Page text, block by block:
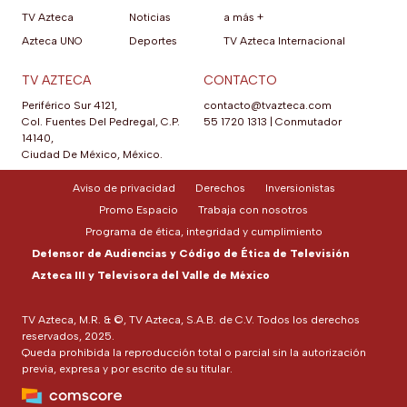
TV Azteca
Azteca UNO
Noticias
Deportes
a más +
TV Azteca Internacional
TV AZTECA
Periférico Sur 4121,
Col. Fuentes Del Pedregal, C.P.
14140,
Ciudad De México, México.
CONTACTO
contacto@tvazteca.com
55 1720 1313
Conmutador
TV Azteca, M.R. & ©, TV Azteca, S.A.B. de C.V. Todos los derechos
reservados, 2025.
Queda prohibida la reproducción total o parcial sin la autorización
previa, expresa y por escrito de su titular.
Aviso de privacidad Derechos
Inversionistas
Promo Espacio
Trabaja con nosotros
Programa de ética, integridad y cumplimiento
Defensor de Audiencias y Código de Ética de Televisión
Azteca III y Televisora del Valle de México